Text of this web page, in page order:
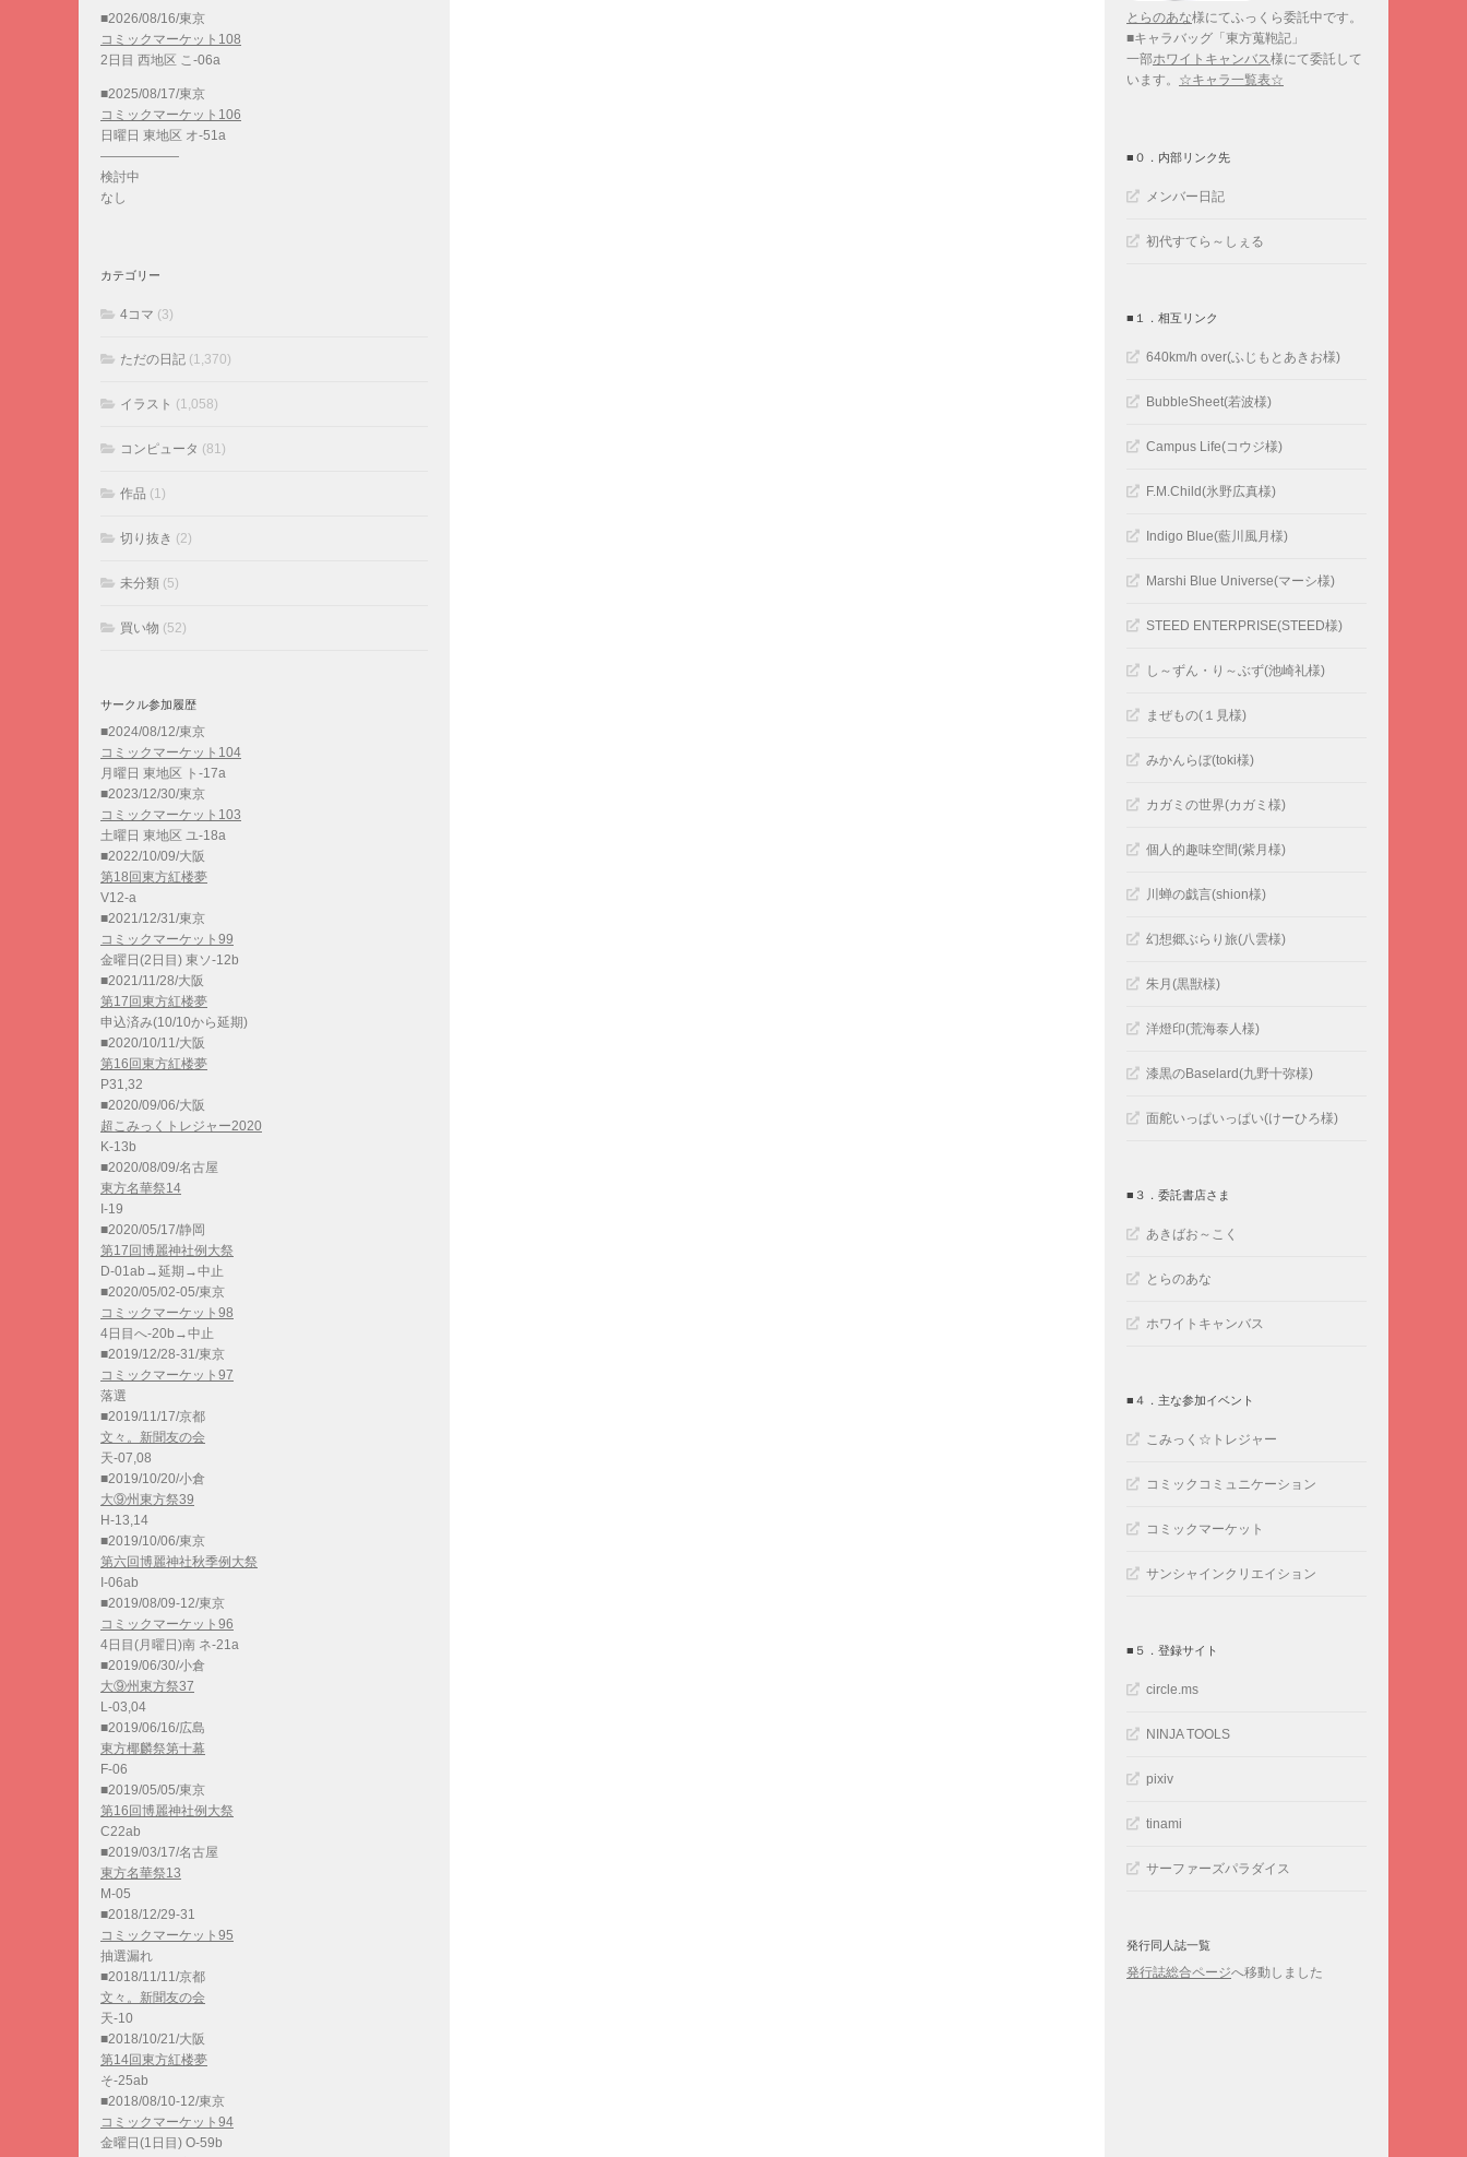
■2026/08/16/東京
コミックマーケット108
2日目 西地区 こ-06a
■2025/08/17/東京
コミックマーケット106
日曜日 東地区 オ-51a
——————
検討中
なし
カテゴリー
4コマ (3)
ただの日記 (1,370)
イラスト (1,058)
コンピュータ (81)
作品 (1)
切り抜き (2)
未分類 (5)
買い物 (52)
サークル参加履歴
■2024/08/12/東京
コミックマーケット104
月曜日 東地区 ト-17a
■2023/12/30/東京
コミックマーケット103
土曜日 東地区 ユ-18a
■2022/10/09/大阪
第18回東方紅楼夢
V12-a
■2021/12/31/東京
コミックマーケット99
金曜日(2日目) 東ソ-12b
■2021/11/28/大阪
第17回東方紅楼夢
申込済み(10/10から延期)
■2020/10/11/大阪
第16回東方紅楼夢
P31,32
■2020/09/06/大阪
超こみっくトレジャー2020
K-13b
■2020/08/09/名古屋
東方名華祭14
I-19
■2020/05/17/静岡
第17回博麗神社例大祭
D-01ab→延期→中止
■2020/05/02-05/東京
コミックマーケット98
4日目へ-20b→中止
■2019/12/28-31/東京
コミックマーケット97
落選
■2019/11/17/京都
文々。新聞友の会
天-07,08
■2019/10/20/小倉
大⑨州東方祭39
H-13,14
■2019/10/06/東京
第六回博麗神社秋季例大祭
I-06ab
■2019/08/09-12/東京
コミックマーケット96
4日目(月曜日)南 ネ-21a
■2019/06/30/小倉
大⑨州東方祭37
L-03,04
■2019/06/16/広島
東方椰麟祭第十幕
F-06
■2019/05/05/東京
第16回博麗神社例大祭
C22ab
■2019/03/17/名古屋
東方名華祭13
M-05
■2018/12/29-31
コミックマーケット95
抽選漏れ
■2018/11/11/京都
文々。新聞友の会
天-10
■2018/10/21/大阪
第14回東方紅楼夢
そ-25ab
■2018/08/10-12/東京
コミックマーケット94
金曜日(1日目) O-59b
とらのあな様にてふっくら委託中です。
■キャラバッグ「東方蒐鞄記」
一部ホワイトキャンバス様にて委託して
います。 ☆キャラ一覧表☆
■０．内部リンク先
メンバー日記
初代すてら～しぇる
■１．相互リンク
640km/h over(ふじもとあきお様)
BubbleSheet(若波様)
Campus Life(コウジ様)
F.M.Child(氷野広真様)
Indigo Blue(藍川風月様)
Marshi Blue Universe(マーシ様)
STEED ENTERPRISE(STEED様)
し～ずん・り～ぶず(池崎礼様)
まぜもの(１見様)
みかんらぼ(toki様)
カガミの世界(カガミ様)
個人的趣味空間(紫月様)
川蝉の戯言(shion様)
幻想郷ぶらり旅(八雲様)
朱月(黒獣様)
洋燈印(荒海泰人様)
漆黒のBaselard(九野十弥様)
面舵いっぱいっぱい(けーひろ様)
■３．委託書店さま
あきばお～こく
とらのあな
ホワイトキャンバス
■４．主な参加イベント
こみっく☆トレジャー
コミックコミュニケーション
コミックマーケット
サンシャインクリエイション
■５．登録サイト
circle.ms
NINJA TOOLS
pixiv
tinami
サーファーズパラダイス
発行同人誌一覧
発行誌総合ページへ移動しました